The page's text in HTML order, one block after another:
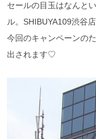
セールの目玉はなんと
ル。SHIBUYA109渋谷
今回のキャンペーンの
出されます♡